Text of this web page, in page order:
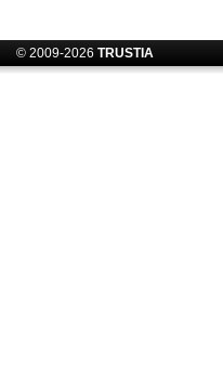
© 2009-2026 TRUSTIA